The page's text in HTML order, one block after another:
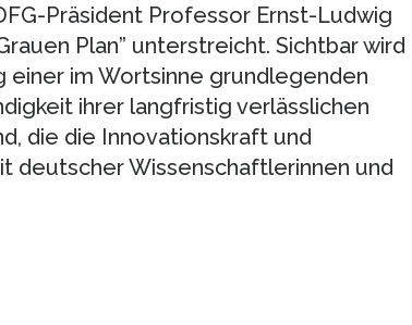
Präsident Professor Ernst-Ludwig
Plan” unterstreicht. Sichtbar wird
im Wortsinne grundlegenden
ihrer langfristig verlässlichen
die die Innovationskraft und
deutscher Wissenschaftlerinnen und